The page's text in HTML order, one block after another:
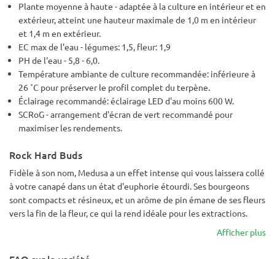
Plante moyenne à haute - adaptée à la culture en intérieur et en
extérieur, atteint une hauteur maximale de 1,0 m en intérieur
et 1,4 m en extérieur.
EC max de l'eau - légumes: 1,5, fleur: 1,9
PH de l'eau - 5,8 - 6,0.
Température ambiante de culture recommandée: inférieure à
26 ˚C pour préserver le profil complet du terpène.
Éclairage recommandé: éclairage LED d'au moins 600 W.
SCRoG - arrangement d'écran de vert recommandé pour
maximiser les rendements.
Rock Hard Buds
Fidèle à son nom, Medusa a un effet intense qui vous laissera collé
à votre canapé dans un état d'euphorie étourdi. Ses bourgeons
sont compacts et résineux, et un arôme de pin émane de ses fleurs
vers la fin de la fleur, ce qui la rend idéale pour les extractions.
Afficher plus